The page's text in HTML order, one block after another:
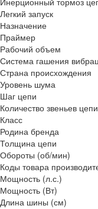
Легкий запуск
Назначение
Праймер
Рабочий объем
Система гашения
Страна происхождения
Уровень шума
Шаг цепи
Количество звеньев цепи
Класс
Родина бренда
Толщина цепи
Обороты (об/мин)
Коды товара
Мощность (л.с.)
Мощность (Вт)
Длина шины (см)